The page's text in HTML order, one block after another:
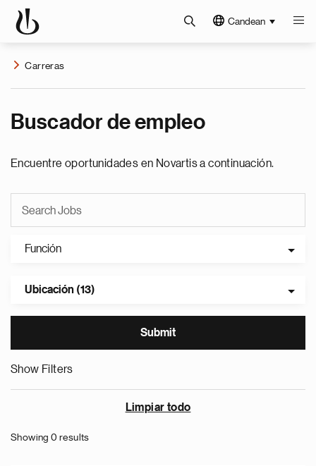
Candean
Carreras
Buscador de empleo
Encuentre oportunidades en Novartis a continuación.
Función
Ubicación (13)
Show Filters
Limpiar todo
Showing 0 results